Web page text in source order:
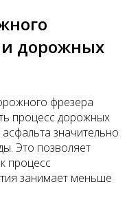
дорожных
фрезера
процесс дорожных
значительно
Это позволяет
процесс
занимает меньше